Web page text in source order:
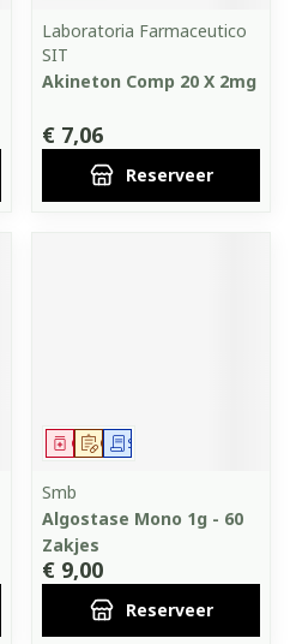
Laboratoria Farmaceutico
SIT
Akineton Comp 20 X 2mg
€ 7,06
Reserveer
Op voorschrift
GeneesmiddelSchriftelijke aanvraag
Smb
Algostase Mono 1g - 60
Zakjes
€ 9,00
Reserveer